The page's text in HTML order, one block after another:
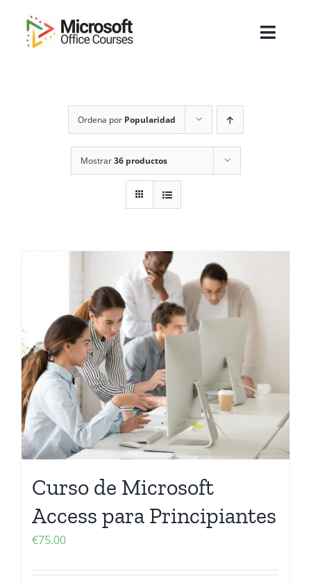
contenido
Sobre Nosotros
Cursos
Masters
Testimonios
Contactanos
Ordena por Popularidad
Mostrar36 productos
Curso de Microsoft
Access para Principiantes
€75.00